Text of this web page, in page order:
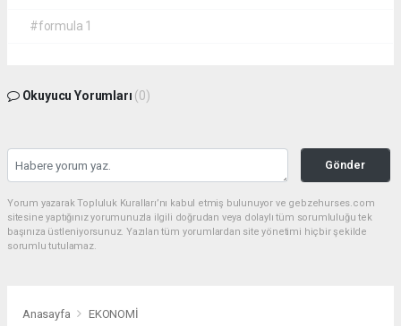
#formula 1
Okuyucu Yorumları (0)
Gönder
Yorum yazarak Topluluk Kuralları’nı kabul etmiş bulunuyor ve gebzehurses.com
sitesine yaptığınız yorumunuzla ilgili doğrudan veya dolaylı tüm sorumluluğu tek
başınıza üstleniyorsunuz. Yazılan tüm yorumlardan site yönetimi hiçbir şekilde
sorumlu tutulamaz.
Anasayfa EKONOMİ